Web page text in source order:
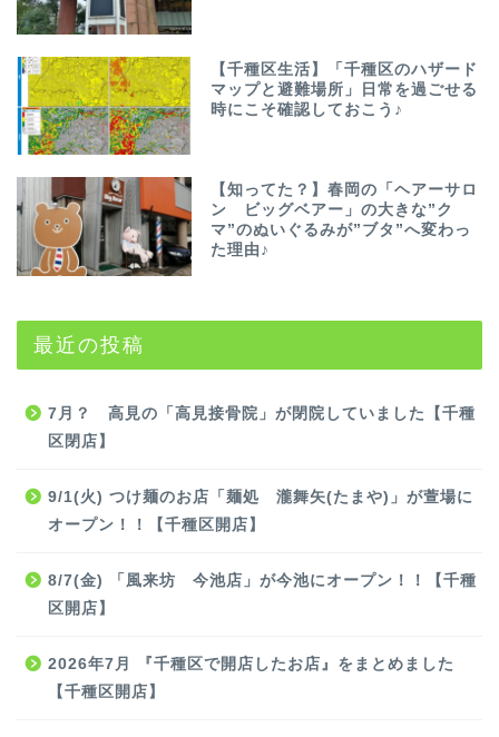
【千種区生活】「千種区のハザード
マップと避難場所」日常を過ごせる
時にこそ確認しておこう♪
【知ってた？】春岡の「ヘアーサロ
ン ビッグベアー」の大きな”ク
マ”のぬいぐるみが”ブタ”へ変わっ
た理由♪
最近の投稿
7月？ 高見の「高見接骨院」が閉院していました【千種
区閉店】
9/1(火) つけ麺のお店「麺処 瀧舞矢(たまや)」が萱場に
オープン！！【千種区開店】
8/7(金) 「風来坊 今池店」が今池にオープン！！【千種
区開店】
2026年7月 『千種区で開店したお店』をまとめました
【千種区開店】